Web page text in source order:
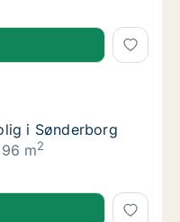
i København K,
K, Vesterbro
i Sønderborg
i Sønderborg
i Sønderborg
m2
i Sønderborg